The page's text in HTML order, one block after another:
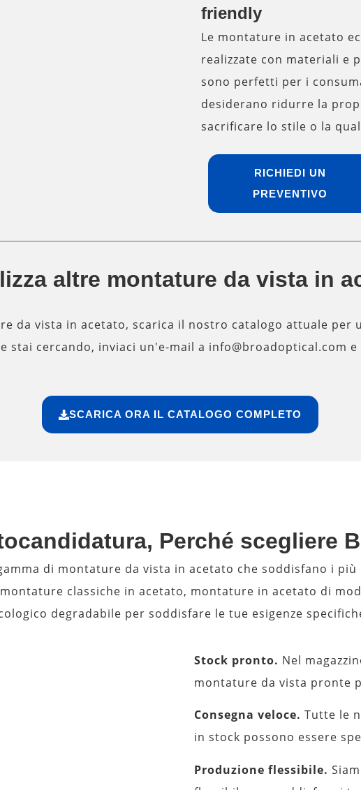
friendly
Le montature in acetato
realizzate con materiali e
sono perfetti per i
desiderano ridurre la
sacrificare lo stile o la
RICHIEDI UN
PREVENTIVO
altre montature da vista in
da vista in acetato, scarica il nostro catalogo attuale
stai cercando, inviaci un'e-mail a info@broadoptical.com
SCARICA ORA IL CATALOGO COMPLETO
Perché scegliere
di montature da vista in acetato che soddisfano i
classiche in acetato, montature in acetato di
degradabile per soddisfare le tue esigenze
Stock pronto. Nel
montature da vista pronte
Consegna veloce. Tutte le
in stock possono essere
Produzione flessibile.